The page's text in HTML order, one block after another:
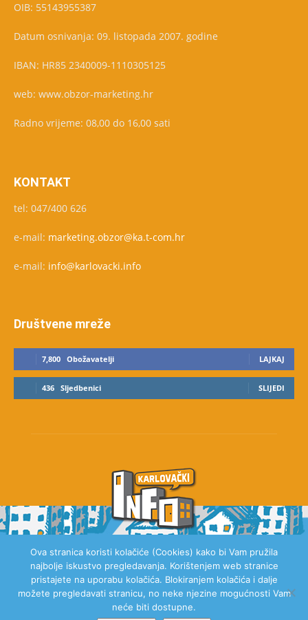
OIB: 55143955387
Datum osnivanja: 09. listopada 2007. godine
IBAN: HR85 2340009-1110305125
web: www.obzor-marketing.hr
Radno vrijeme: 08,00 do 16,00 sati
KONTAKT
tel: 047/400 626
e-mail: marketing.obzor@ka.t-com.hr
e-mail: info@karlovacki.info
Društvene mreže
7,800 Obožavatelji LAJKAJ
436 Sljedbenici SLIJEDI
O NAMA
Ova stranica koristi kolačiće (Cookies) kako bi Vam pružila
najbolje iskustvo pregledavanja. Korištenjem web stranice
pristajete na uporabu kolačića. Blokiranjem kolačića i dalje
možete pregledavati stranicu, no neke njezine mogućnosti Vam
neće biti dostupne.